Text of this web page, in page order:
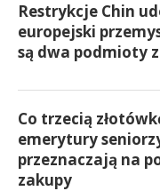
Restrykcje Chin
europejski
są dwa podmioty
Co trzecią
emerytury
przeznaczają na
zakupy